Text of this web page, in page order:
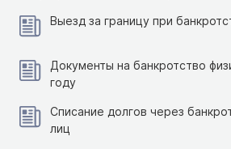
Выезд за границу при
Документы на банкротство
году
Списание долгов через
лиц